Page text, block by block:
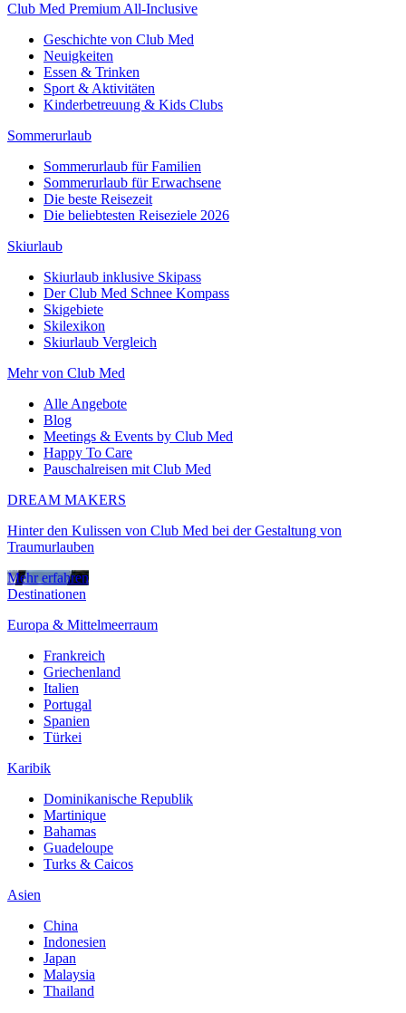
Club Med Premium All-Inclusive
Geschichte von Club Med
Neuigkeiten
Essen & Trinken
Sport & Aktivitäten
Kinderbetreuung & Kids Clubs
Sommerurlaub
Sommerurlaub für Familien
Sommerurlaub für Erwachsene
Die beste Reisezeit
Die beliebtesten Reiseziele 2026
Skiurlaub
Skiurlaub inklusive Skipass
Der Club Med Schnee Kompass
Skigebiete
Skilexikon
Skiurlaub Vergleich
Mehr von Club Med
Alle Angebote
Blog
Meetings & Events by Club Med
Happy To Care
Pauschalreisen mit Club Med
DREAM MAKERS
Hinter den Kulissen von Club Med bei der Gestaltung von
Traumurlauben
Mehr erfahren
Destinationen
Europa & Mittelmeerraum
Frankreich
Griechenland
Italien
Portugal
Spanien
Türkei
Karibik
Dominikanische Republik
Martinique
Bahamas
Guadeloupe
Turks & Caicos
Asien
China
Indonesien
Japan
Malaysia
Thailand